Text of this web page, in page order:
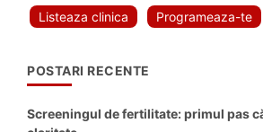
Listeaza clinica
Programeaza-te
POSTARI RECENTE
Screeningul de fertilitate: primul pas